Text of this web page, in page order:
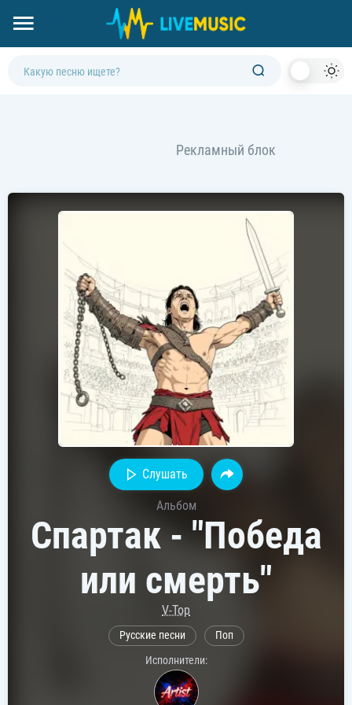
Слушать
Альбом
Спартак - "Победа
или смерть"
V-Top
Русские песни
Поп
Исполнители: